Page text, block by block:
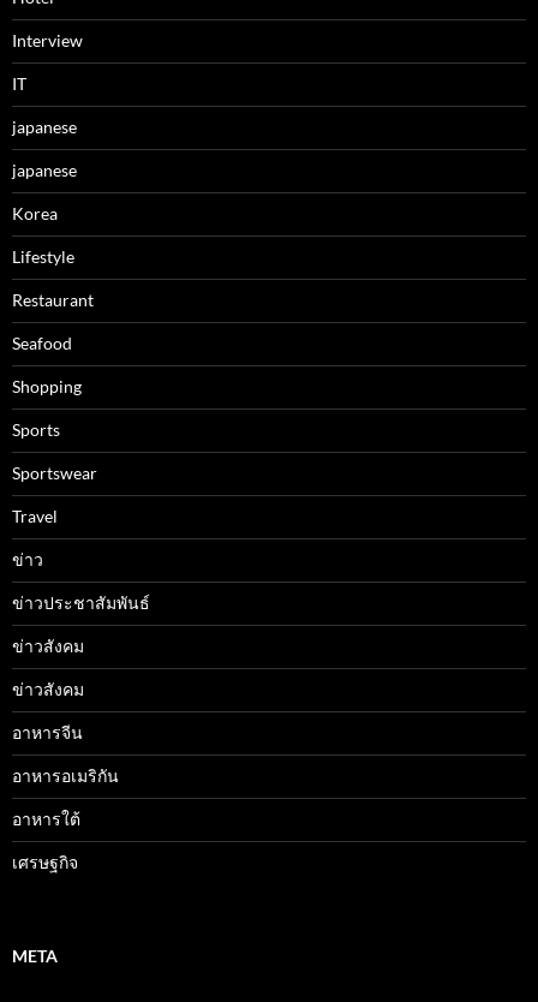
Interview
IT
japanese
japanese
Korea
Lifestyle
Restaurant
Seafood
Shopping
Sports
Sportswear
Travel
ข่าว
ข่าวประชาสัมพันธ์
ข่าวสังคม
ข่าวสังคม
อาหารจีน
อาหารอเมริกัน
อาหารใต้
เศรษฐกิจ
META